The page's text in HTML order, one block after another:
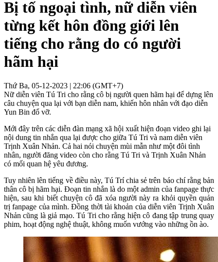
Bị tố ngoại tình, nữ diễn viên
từng kết hôn đồng giới lên
tiếng cho rằng do có người
hãm hại
Thứ Ba, 05-12-2023 | 22:06 (GMT+7)
Nữ diễn viên Tú Tri cho rằng cô bị người quen hãm hại để dựng lên
câu chuyện qua lại với bạn diễn nam, khiến hôn nhân với đạo diễn
Yun Bin đổ vỡ.
Mới đây trên các diễn đàn mạng xã hội xuất hiện đoạn video ghi lại
nội dung tin nhắn qua lại được cho giữa Tú Tri và nam diễn viên
Trịnh Xuân Nhản. Cả hai nói chuyện mùi mẫn như một đôi tình
nhân, người đăng video còn cho rằng Tú Tri và Trịnh Xuân Nhản
có mối quan hệ yêu đương.
Tuy nhiên lên tiếng về điều này, Tú Trí chia sẻ trên báo chí rằng bản
thân cô bị hãm hại. Đoạn tin nhắn là do một admin của fanpage thực
hiện, sau khi biết chuyện cô đã xóa người này ra khỏi quyền quản
trị fanpage của mình. Đồng thời tài khoản của diễn viên Trịnh Xuân
Nhản cũng là giả mạo. Tú Tri cho rằng hiện cô đang tập trung quay
phim, hoạt động nghệ thuật, không muốn vướng vào những ồn ào.